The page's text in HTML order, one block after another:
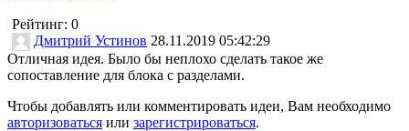
Рейтинг: 0
Дмитрий Устинов 28.11.2019 05:42:29
Отличная идея. Было бы неплохо сделать такое же
сопоставление для блока с разделами.
Чтобы добавлять или комментировать идеи, Вам необходимо
авторизоваться или зарегистрироваться.